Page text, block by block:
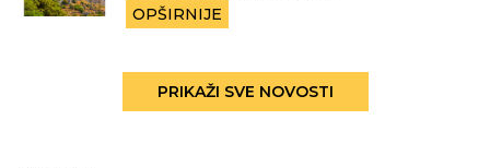
OPŠIRNIJE
PRIKAŽI SVE NOVOSTI